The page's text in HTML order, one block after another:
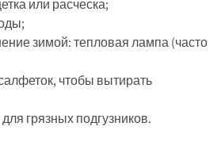
или расческа;
зимой: тепловая лампа (часто
чтобы вытирать
грязных подгузников.